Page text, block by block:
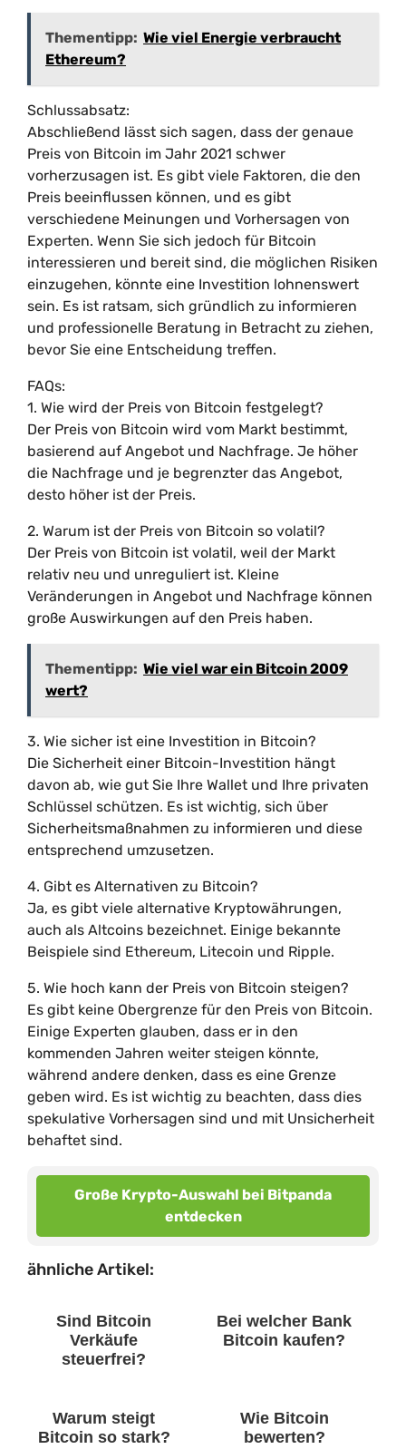
Thementipp: Wie viel Energie verbraucht
Ethereum?
Schlussabsatz:
Abschließend lässt sich sagen, dass der genaue
Preis von Bitcoin im Jahr 2021 schwer
vorherzusagen ist. Es gibt viele Faktoren, die den
Preis beeinflussen können, und es gibt
verschiedene Meinungen und Vorhersagen von
Experten. Wenn Sie sich jedoch für Bitcoin
interessieren und bereit sind, die möglichen Risiken
einzugehen, könnte eine Investition lohnenswert
sein. Es ist ratsam, sich gründlich zu informieren
und professionelle Beratung in Betracht zu ziehen,
bevor Sie eine Entscheidung treffen.
FAQs:
1. Wie wird der Preis von Bitcoin festgelegt?
Der Preis von Bitcoin wird vom Markt bestimmt,
basierend auf Angebot und Nachfrage. Je höher
die Nachfrage und je begrenzter das Angebot,
desto höher ist der Preis.
2. Warum ist der Preis von Bitcoin so volatil?
Der Preis von Bitcoin ist volatil, weil der Markt
relativ neu und unreguliert ist. Kleine
Veränderungen in Angebot und Nachfrage können
große Auswirkungen auf den Preis haben.
Thementipp: Wie viel war ein Bitcoin 2009
wert?
3. Wie sicher ist eine Investition in Bitcoin?
Die Sicherheit einer Bitcoin-Investition hängt
davon ab, wie gut Sie Ihre Wallet und Ihre privaten
Schlüssel schützen. Es ist wichtig, sich über
Sicherheitsmaßnahmen zu informieren und diese
entsprechend umzusetzen.
4. Gibt es Alternativen zu Bitcoin?
Ja, es gibt viele alternative Kryptowährungen,
auch als Altcoins bezeichnet. Einige bekannte
Beispiele sind Ethereum, Litecoin und Ripple.
5. Wie hoch kann der Preis von Bitcoin steigen?
Es gibt keine Obergrenze für den Preis von Bitcoin.
Einige Experten glauben, dass er in den
kommenden Jahren weiter steigen könnte,
während andere denken, dass es eine Grenze
geben wird. Es ist wichtig zu beachten, dass dies
spekulative Vorhersagen sind und mit Unsicherheit
behaftet sind.
Große Krypto-Auswahl bei Bitpanda
entdecken
ähnliche Artikel:
Sind Bitcoin
Verkäufe
steuerfrei?
Bei welcher Bank
Bitcoin kaufen?
Warum steigt
Bitcoin so stark?
Wie Bitcoin
bewerten?